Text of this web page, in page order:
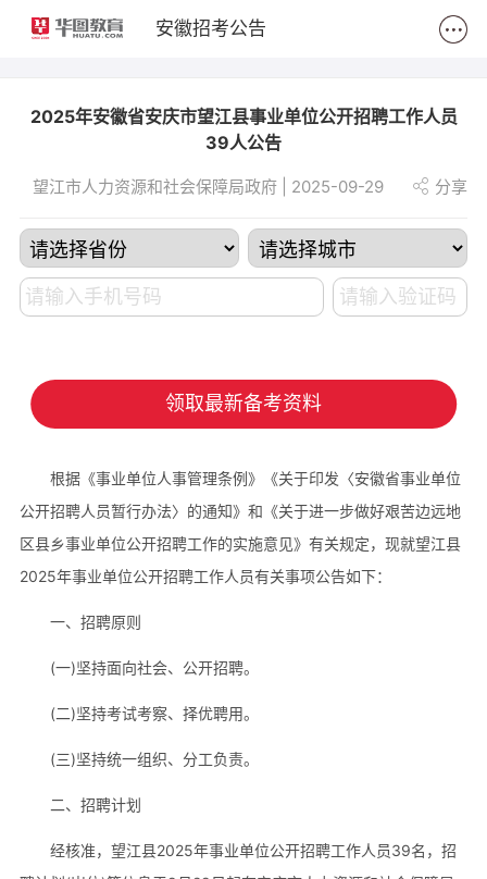
安徽招考公告
2025年安徽省安庆市望江县事业单位公开招聘工作人员
39人公告
望江市人力资源和社会保障局政府 | 2025-09-29 分享
领取最新备考资料
根据《事业单位人事管理条例》《关于印发〈安徽省事业单位
公开招聘人员暂行办法〉的通知》和《关于进一步做好艰苦边远地
区县乡事业单位公开招聘工作的实施意见》有关规定，现就望江县
2025年事业单位公开招聘工作人员有关事项公告如下：
一、招聘原则
(一)坚持面向社会、公开招聘。
(二)坚持考试考察、择优聘用。
(三)坚持统一组织、分工负责。
二、招聘计划
经核准，望江县2025年事业单位公开招聘工作人员39名，招